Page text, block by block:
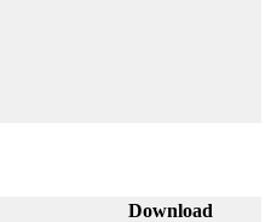
Download